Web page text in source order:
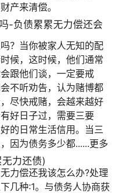
产来清偿。
-负债累累无力偿还会
？当你被家人无知的配
候，这时候，他们通常
跟他们谈，一定要戒
不听劝告，认为赌博都
尽快戒赌，会越来越好
好日子过，需要三要
的日常生活信用。当三
因为债务多少都......更多
力还债)
力偿还我该怎么办?处理
几种:1。与债务人协商获